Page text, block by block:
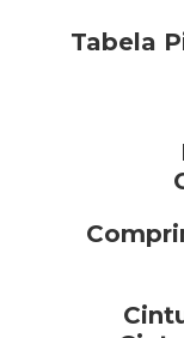
Tabela